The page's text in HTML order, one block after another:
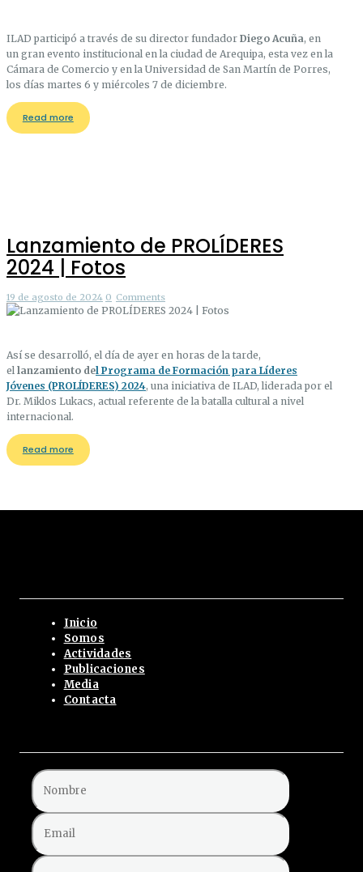
ILAD participó a través de su director fundador Diego Acuña, en
un gran evento institucional en la ciudad de Arequipa, esta vez en la
Cámara de Comercio y en la Universidad de San Martín de Porres,
los días martes 6 y miércoles 7 de diciembre.
Read more
Lanzamiento de PROLÍDERES
2024 | Fotos
19 de agosto de 2024 0 Comments
Así se desarrolló, el día de ayer en horas de la tarde,
el lanzamiento del Programa de Formación para Líderes
Jóvenes (PROLÍDERES) 2024, una iniciativa de ILAD, liderada por el
Dr. Miklos Lukacs, actual referente de la batalla cultural a nivel
internacional.
Read more
Inicio
Somos
Actividades
Publicaciones
Media
Contacta